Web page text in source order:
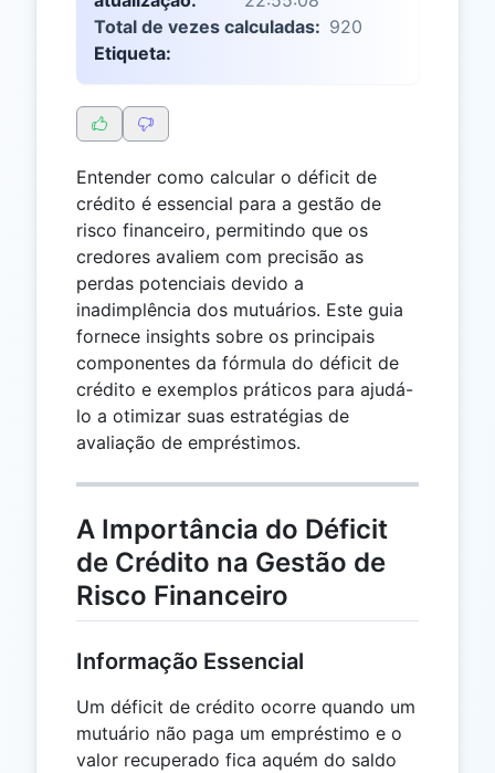
Total de vezes calculadas: 920
Etiqueta:
Entender como calcular o déficit de
crédito é essencial para a gestão de
risco financeiro, permitindo que os
credores avaliem com precisão as
perdas potenciais devido a
inadimplência dos mutuários. Este guia
fornece insights sobre os principais
componentes da fórmula do déficit de
crédito e exemplos práticos para ajudá-
lo a otimizar suas estratégias de
avaliação de empréstimos.
A Importância do Déficit
de Crédito na Gestão de
Risco Financeiro
Informação Essencial
Um déficit de crédito ocorre quando um
mutuário não paga um empréstimo e o
valor recuperado fica aquém do saldo